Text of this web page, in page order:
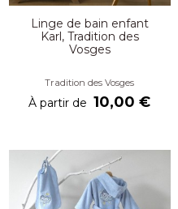
Linge de bain enfant
Karl, Tradition des
Vosges
Tradition des Vosges
À partir de 10,00 €